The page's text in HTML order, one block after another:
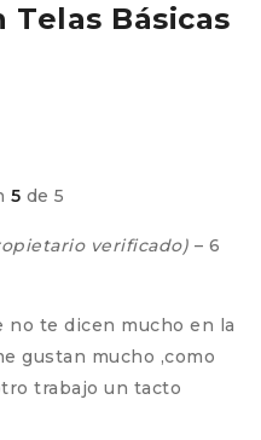
Telas Básicas
5 de 5
verificado) – 6
no te dicen mucho en la
gustan mucho ,como
trabajo un tacto